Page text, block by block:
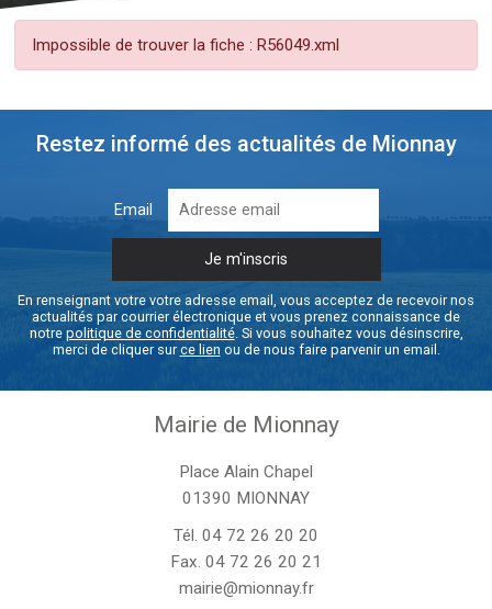
Impossible de trouver la fiche : R56049.xml
Restez informé des actualités de Mionnay
Email
En renseignant votre votre adresse email, vous acceptez de recevoir nos
actualités par courrier électronique et vous prenez connaissance de
notre politique de confidentialité. Si vous souhaitez vous désinscrire,
merci de cliquer surce lien ou de nous faire parvenir un email.
Mairie de Mionnay
Place Alain Chapel
01390 MIONNAY
Tél. 04 72 26 20 20
Fax. 04 72 26 20 21
mairie@mionnay.fr